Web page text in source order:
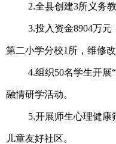
2.全县创建3所义务
3.投入资金8904万
第二小学分校1所，维修
4.组织50名学生开展
融情研学活动。
5.开展师生心理健康
儿童友好社区。